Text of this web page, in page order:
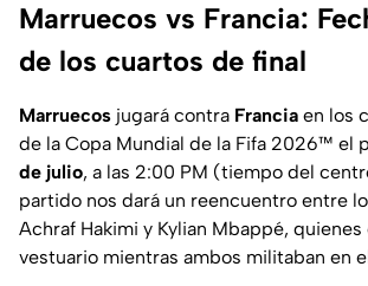
Marruecos vs Francia:
de los cuartos de final
Marruecos jugará contra Francia en los
de la Copa Mundial de la Fifa 2026™ el
de julio, a las 2:00 PM (tiempo del
partido nos dará un reencuentro entre
Achraf Hakimi y Kylian Mbappé,
vestuario mientras ambos militaban en